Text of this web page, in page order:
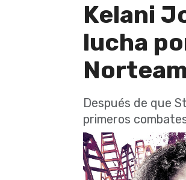
Kelani
lucha
Después de que
primeros